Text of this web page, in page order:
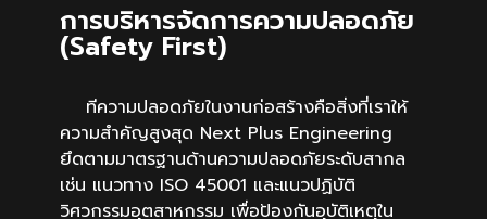
การบริหารจัดการความปลอดภัย
(Safety First)
ทีความปลอดภัยในงานก่อสร้างคือสิ่งที่เราให้
ความสำคัญสูงสุด Next Plus Engineering
ยึดตามมาตรฐานด้านความปลอดภัยระดับสากล
เช่น แนวทาง ISO 45001 และแนวปฏิบัติ
วิศวกรรมอุตสาหกรรม เพื่อป้องกันอุบัติเหตุใน